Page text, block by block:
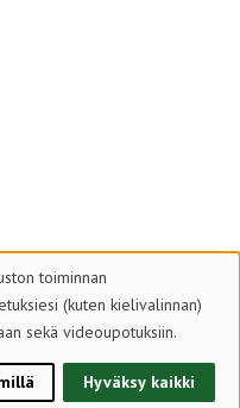
Finlands Scouter ry
toiminnan
(kuten kielivalinnan)
sekä videoupotuksiin.
Hyväksy kaikki